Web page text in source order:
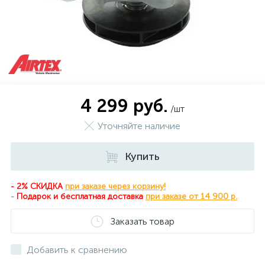
4 299 руб. /шт
Уточняйте наличие
Купить
- 2% СКИДКА при заказе через корзину!
- Подарок и бесплатная доставка при заказе от 14 900 р.
Заказать товар
Добавить к сравнению